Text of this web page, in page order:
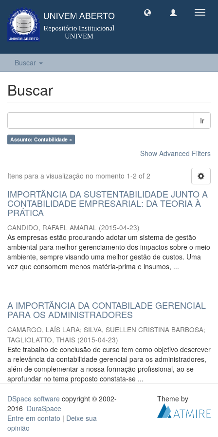
Buscar
Buscar
Ir
Assunto: Contabilidade ×
Show Advanced Filters
Itens para a visualização no momento 1-2 of 2
IMPORTÂNCIA DA SUSTENTABILIDADE JUNTO A
CONTABILIDADE EMPRESARIAL: DA TEORIA À
PRÁTICA
CANDIDO, RAFAEL AMARAL (2015-04-23)
As empresas estão procurando adotar um sistema de gestão
ambiental para melhor gerenciamento dos impactos sobre o meio
ambiente, sempre visando uma melhor gestão de custos. Uma
vez que consomem menos matéria-prima e insumos, ...
A IMPORTÂNCIA DA CONTABILADE GERENCIAL
PARA OS ADMINISTRADORES
CAMARGO, LAÍS LARA; SILVA, SUELLEN CRISTINA BARBOSA;
TAGLIOLATTO, THAIS (2015-04-23)
Este trabalho de conclusão de curso tem como objetivo descrever
a relevância da contabilidade gerencial para os administradores,
além de complementar a nossa formação profissional, ao se
aprofundar no tema proposto constata-se ...
DSpace software copyright © 2002-
2016 DuraSpace
Entre em contato | Deixe sua
opinião
Theme by